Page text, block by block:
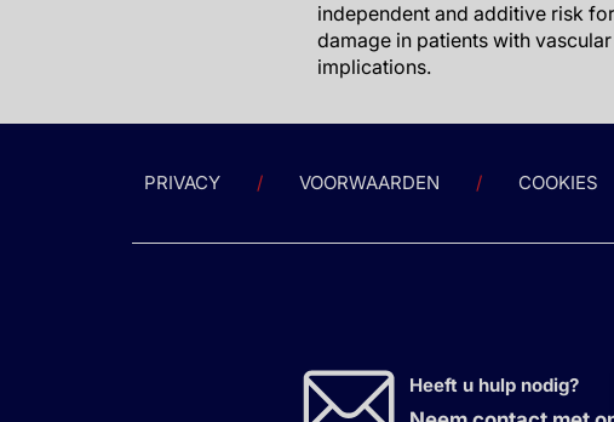
independent and additive risk
damage in patients with
implications.
PRIVACY VOORWAARDEN COOKIES
Heeft u hulp nodig?